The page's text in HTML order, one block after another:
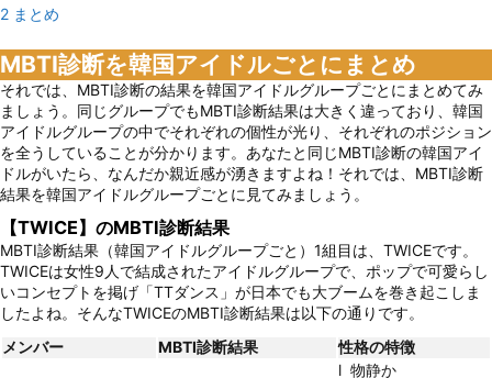
2 まとめ
MBTI診断を韓国アイドルごとにまとめ
それでは、MBTI診断の結果を韓国アイドルグループごとにまとめてみ
ましょう。同じグループでもMBTI診断結果は大きく違っており、韓国
アイドルグループの中でそれぞれの個性が光り、それぞれのポジション
を全うしていることが分かります。あなたと同じMBTI診断の韓国アイ
ドルがいたら、なんだか親近感が湧きますよね！それでは、MBTI診断
結果を韓国アイドルグループごとに見てみましょう。
【TWICE】のMBTI診断結果
MBTI診断結果（韓国アイドルグループごと）1組目は、TWICEです。
TWICEは女性9人で結成されたアイドルグループで、ポップで可愛らし
いコンセプトを掲げ「TTダンス」が日本でも大ブームを巻き起こしま
したよね。そんなTWICEのMBTI診断結果は以下の通りです。
メンバー
MBTI診断結果 性格の特徴
l 物静か